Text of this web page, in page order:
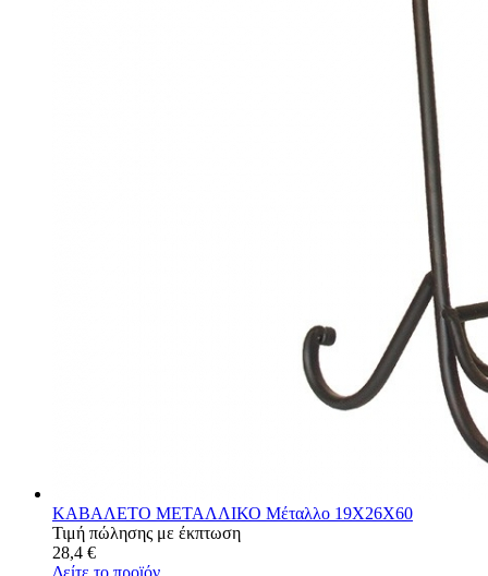
ΚΑΒΑΛΕΤΟ ΜΕΤΑΛΛΙΚΟ Μέταλλο 19X26X60
Τιμή πώλησης με έκπτωση
28,4 €